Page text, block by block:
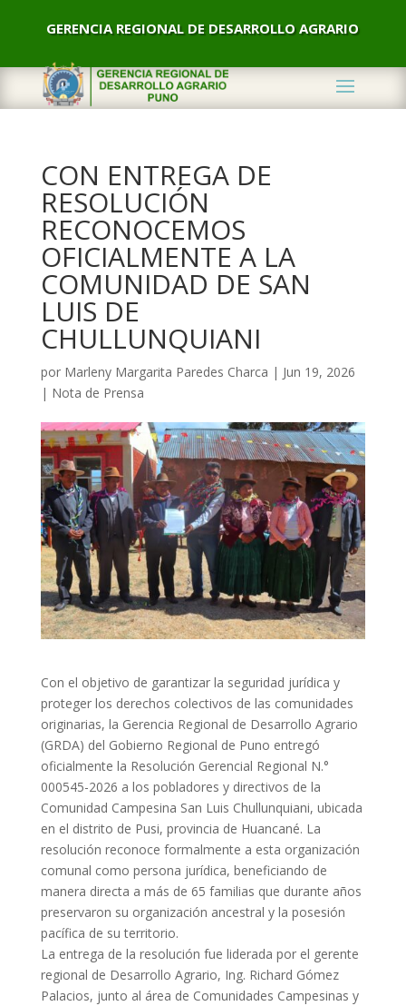
GERENCIA REGIONAL DE DESARROLLO AGRARIO
CON ENTREGA DE
RESOLUCIÓN
RECONOCEMOS
OFICIALMENTE A LA
COMUNIDAD DE SAN
LUIS DE
CHULLUNQUIANI
por Marleny Margarita Paredes Charca | Jun 19, 2026
| Nota de Prensa
Con el objetivo de garantizar la seguridad jurídica y
proteger los derechos colectivos de las comunidades
originarias, la Gerencia Regional de Desarrollo Agrario
(GRDA) del Gobierno Regional de Puno entregó
oficialmente la Resolución Gerencial Regional N.°
000545-2026 a los pobladores y directivos de la
Comunidad Campesina San Luis Chullunquiani, ubicada
en el distrito de Pusi, provincia de Huancané. La
resolución reconoce formalmente a esta organización
comunal como persona jurídica, beneficiando de
manera directa a más de 65 familias que durante años
preservaron su organización ancestral y la posesión
pacífica de su territorio.
La entrega de la resolución fue liderada por el gerente
regional de Desarrollo Agrario, Ing. Richard Gómez
Palacios, junto al área de Comunidades Campesinas y